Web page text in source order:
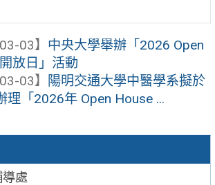
導處
03】 中央大學舉辦「2026 Open
放日」活動
03】
陽明交通大學中醫學系擬於
理「2026年 Open House ...